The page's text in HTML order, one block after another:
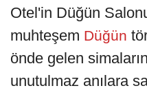
Otel'in Düğün
muhteşem Düğün
önde gelen
unutulmaz anılara